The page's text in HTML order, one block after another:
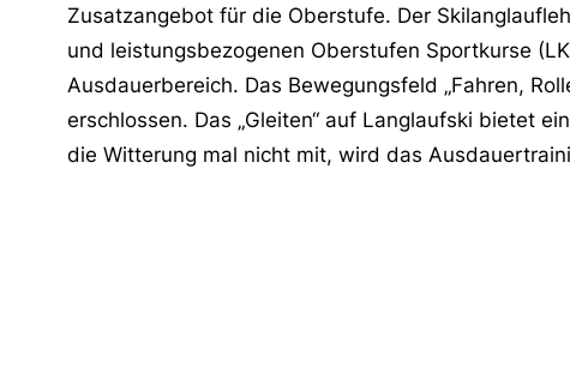
Zusatzangebot für die Oberstufe. Der
und leistungsbezogenen Oberstufen Sportkurse
Ausdauerbereich. Das Bewegungsfeld „Fahren,
erschlossen. Das „Gleiten“ auf Langlaufski bietet
die Witterung mal nicht mit, wird das